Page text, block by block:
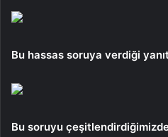
Bu hassas soruya verdiği
Bu soruyu